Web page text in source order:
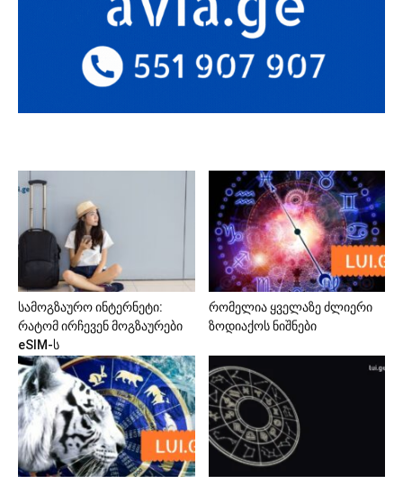
სამოგზაურო ინტერნეტი:
რატომ ირჩევენ მოგზაურები
eSIM-ს
რომელია ყველაზე ძლიერი
ზოდიაქოს ნიშნები